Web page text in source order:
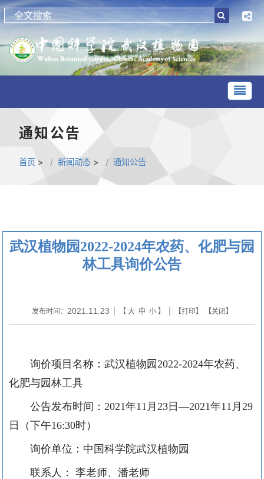
通知公告
首页 > 新闻动态 > 通知公告
武汉植物园2022-2024年农药、化肥与园
林工具询价公告
发布时间： 2021.11.23 | 【 大 中 小】 | 【打印】 【关闭】
询价项目名称：武汉植物园 2022-2024年农药、
化肥与园林工具
公告发布时间： 2021年11 月 23日—2021年11 月 29
日（下午16:30时）
询价单位：中国科学院武汉植物园
联系人：
李老师、 潘老师